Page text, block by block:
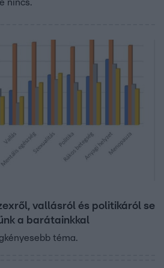
nincs.
vallásról és politikáról se
a barátainkkal
téma.